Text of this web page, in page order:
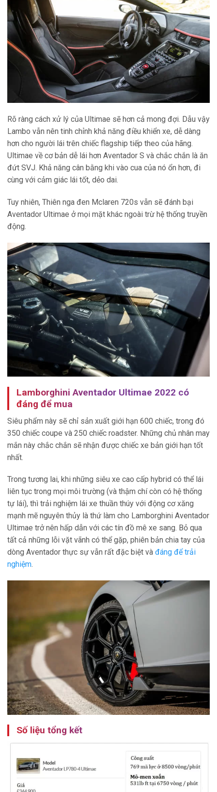
Rõ ràng cách xử lý của Ultimae sẽ hơn cả mong đợi. Dẫu vậy
Lambo vẫn nên tinh chỉnh khả năng điều khiển xe, dễ dàng
hơn cho người lái trên chiếc flagship tiếp theo của hãng.
Ultimae về cơ bản dễ lái hơn Aventador S và chắc chắn là ăn
đứt SVJ. Khả năng cân bằng khi vào cua của nó ổn hơn, đi
cùng với cảm giác lái tốt, dẻo dai.
Tuy nhiên, Thiên nga đen Mclaren 720s vẫn sẽ đánh bại
Aventador Ultimae ở mọi mặt khác ngoài trừ hệ thống truyền
động.
Lamborghini Aventador Ultimae 2022 có
đáng để mua
Siêu phẩm này sẽ chỉ sản xuất giới hạn 600 chiếc, trong đó
350 chiếc coupe và 250 chiếc roadster. Những chủ nhân may
mắn này chắc chắn sẽ nhận được chiếc xe bản giới hạn tốt
nhất.
Trong tương lai, khi những siêu xe cao cấp hybrid có thể lái
liên tục trong mọi môi trường (và thậm chí còn có hệ thống
tự lái), thì trải nghiệm lái xe thuần thúy với động cơ xăng
mạnh mẽ nguyên thủy là thứ làm cho Lamborghini Aventador
Ultimae trở nên hấp dẫn với các tín đồ mê xe sang. Bỏ qua
tất cả những lỗi vặt vãnh có thể gặp, phiên bản chia tay của
dòng Aventador thực sự vẫn rất đặc biệt và đáng để trải
nghiệm.
Số liệu tổng kết